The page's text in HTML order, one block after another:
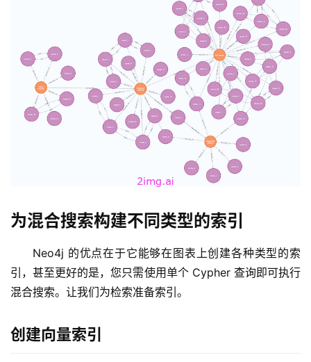
为混合搜索构建不同类型的索引
Neo4j 的优点在于它能够在图表上创建各种类型的索
引，甚至更好的是，您只需使用单个 Cypher 查询即可执行
混合搜索。让我们为检索准备索引。
创建向量索引